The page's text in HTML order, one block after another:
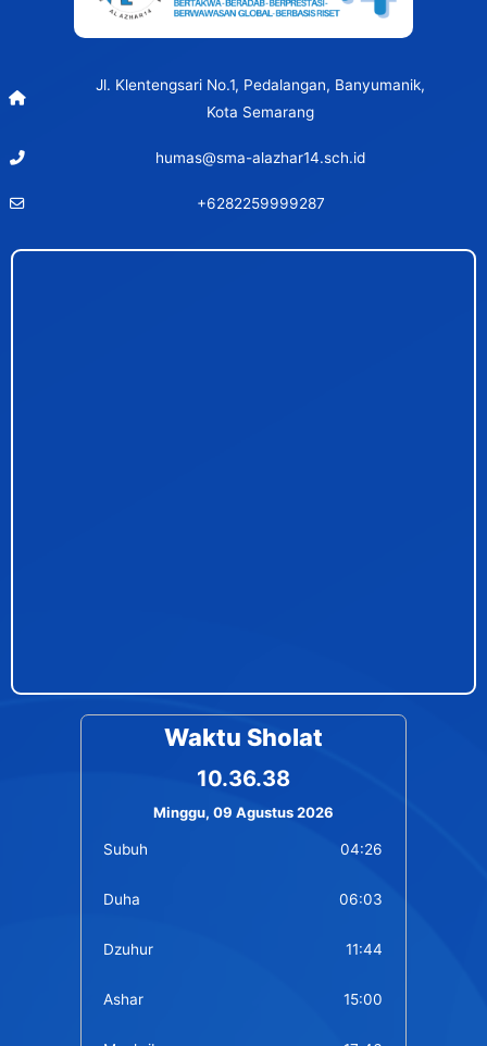
Jl. Klentengsari No.1, Pedalangan, Banyumanik,
Kota Semarang
humas@sma-alazhar14.sch.id
+6282259999287
Waktu Sholat
10.36.38
Minggu, 09 Agustus 2026
Subuh 04:26
Duha 06:03
Dzuhur 11:44
Ashar 15:00